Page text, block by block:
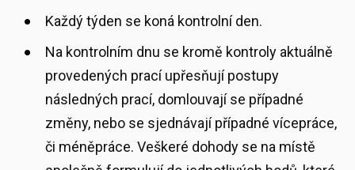
Každý týden se koná kontrolní den.
Na kontrolním dnu se kromě kontroly aktuálně
provedených prací upřesňují postupy
následných prací, domlouvají se případné
změny, nebo se sjednávají případné vícepráce,
či méněpráce. Veškeré dohody se na místě